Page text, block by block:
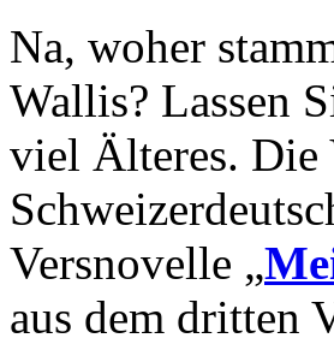
Na, woher
Wallis? Lassen
viel Älteres. Die
Versnovelle „
aus dem dritten